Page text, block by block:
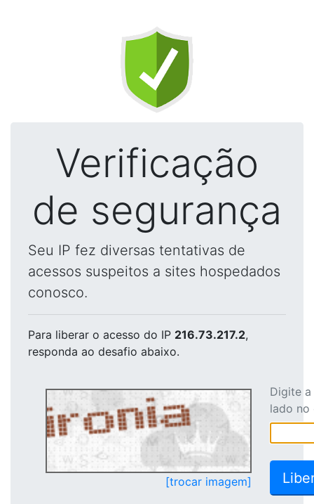
Verificação
de segurança
Seu IP fez diversas tentativas de
acessos suspeitos a sites hospedados
conosco.
Para liberar o acesso do IP 216.73.217.2,
responda ao desafio abaixo.
[trocar imagem]
Digite
lado no